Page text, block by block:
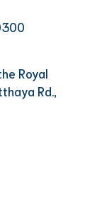
Royal
Rd.,